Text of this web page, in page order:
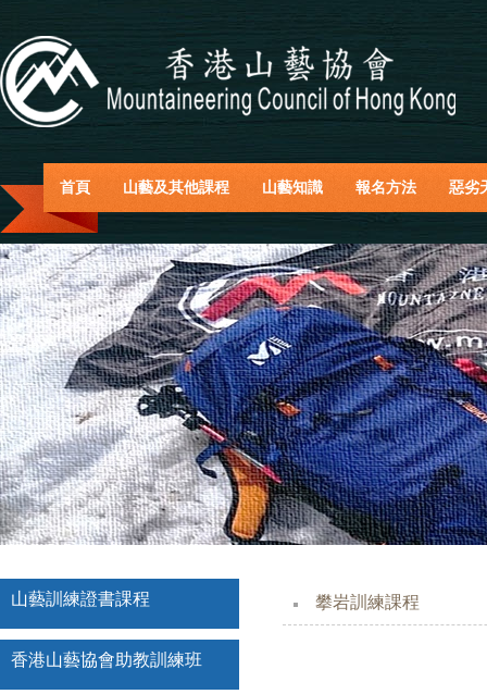
首頁 山藝及其他課程 山藝知識 報名方法 惡劣
山藝訓練證書課程
香港山藝協會助教訓練班
攀岩訓練課程